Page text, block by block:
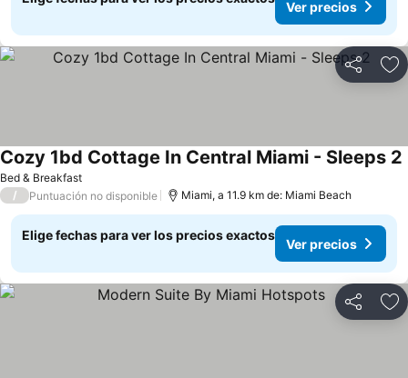
Ver precios
Compartir
Bed & Breakfast
Cozy 1bd Cottage In Central Miami - Sleeps 2
/ Puntuación no disponible Miami, a 11.9 km de: Miami Beach
Elige fechas para ver los precios exactos
Ver precios
Compartir